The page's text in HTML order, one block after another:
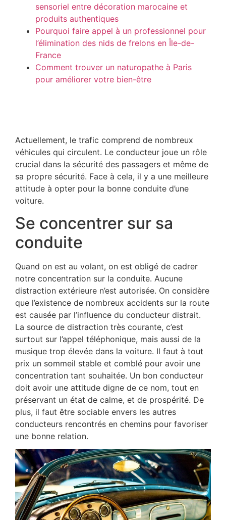
Actuellement, le trafic comprend de nombreux
véhicules qui circulent. Le conducteur joue un rôle
crucial dans la sécurité des passagers et même de
sa propre sécurité. Face à cela, il y a une meilleure
attitude à opter pour la bonne conduite d’une
voiture.
Se concentrer sur sa
conduite
Quand on est au volant, on est obligé de cadrer
notre concentration sur la conduite. Aucune
distraction extérieure n’est autorisée. On considère
que l’existence de nombreux accidents sur la route
est causée par l’influence du conducteur distrait.
La source de distraction très courante, c’est
surtout sur l’appel téléphonique, mais aussi de la
musique trop élevée dans la voiture. Il faut à tout
prix un sommeil stable et comblé pour avoir une
concentration tant souhaitée. Un bon conducteur
doit avoir une attitude digne de ce nom, tout en
préservant un état de calme, et de prospérité. De
plus, il faut être sociable envers les autres
conducteurs rencontrés en chemins pour favoriser
une bonne relation.
sensoriel entre décoration marocaine et
produits authentiques
Pourquoi faire appel à un professionnel pour
l’élimination des nids de frelons en Île-de-
France
Comment trouver un naturopathe à Paris
pour améliorer votre bien-être